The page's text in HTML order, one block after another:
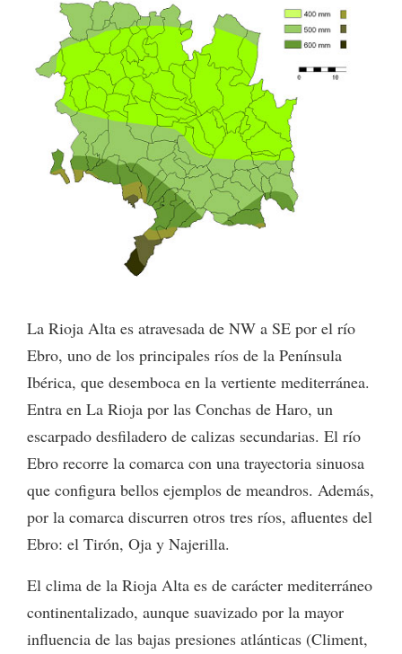
La Rioja Alta es atravesada de NW a SE por el río
Ebro, uno de los principales ríos de la Península
Ibérica, que desemboca en la vertiente mediterránea.
Entra en La Rioja por las Conchas de Haro, un
escarpado desfiladero de calizas secundarias. El río
Ebro recorre la comarca con una trayectoria sinuosa
que configura bellos ejemplos de meandros. Además,
por la comarca discurren otros tres ríos, afluentes del
Ebro: el Tirón, Oja y Najerilla.
El clima de la Rioja Alta es de carácter mediterráneo
continentalizado, aunque suavizado por la mayor
influencia de las bajas presiones atlánticas (Climent,